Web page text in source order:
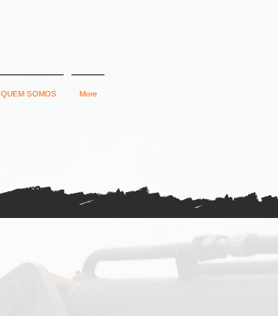
QUEM SOMOS More